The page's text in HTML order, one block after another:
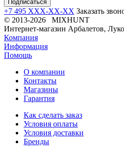
+7 495 XXX-XX-XX Заказать
© 2013-2026 MIXHUNT
Интернет-магазин Арбалетов,
Компания
Информация
Помощь
О компании
Контакты
Магазины
Гарантия
Как сделать заказ
Условия оплаты
Условия доставки
Бренды